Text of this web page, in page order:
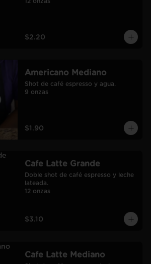
$2.20
Americano Mediano
Shot de café espresso y agua.
9 onzas
$1.90
Cafe Latte Grande
Doble shot de café espresso y leche
lateada.
12 onzas
$3.10
Cafe Latte Mediano